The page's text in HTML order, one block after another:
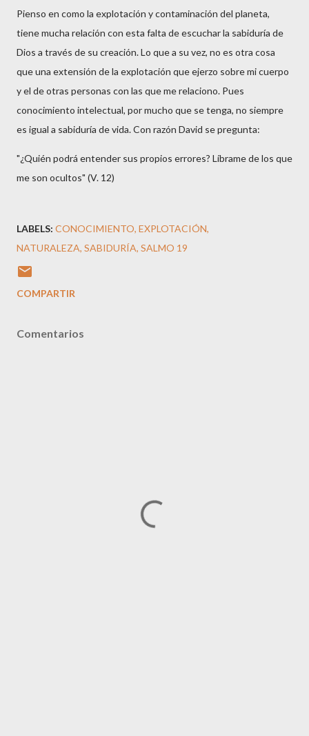
Pienso en como la explotación y contaminación del planeta,
tiene mucha relación con esta falta de escuchar la sabiduría de
Dios a través de su creación. Lo que a su vez, no es otra cosa
que una extensión de la explotación que ejerzo sobre mi cuerpo
y el de otras personas con las que me relaciono. Pues
conocimiento intelectual, por mucho que se tenga, no siempre
es igual a sabiduría de vida. Con razón David se pregunta:
"¿Quién podrá entender sus propios errores? Líbrame de los que
me son ocultos" (V. 12)
LABELS: CONOCIMIENTO EXPLOTACIÓN
NATURALEZA SABIDURÍA SALMO 19
COMPARTIR
Comentarios